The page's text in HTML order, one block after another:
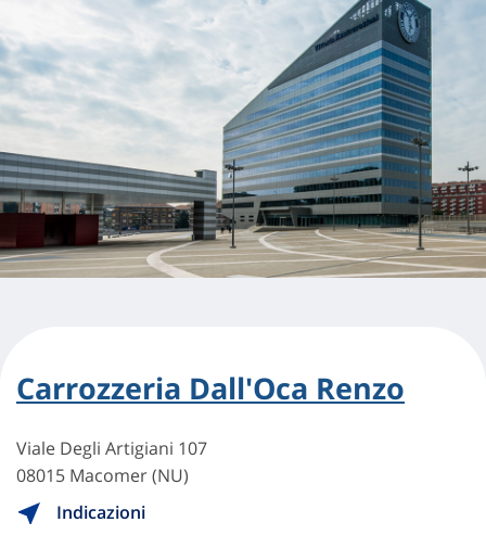
Carrozzeria Dall'Oca Renzo
Viale Degli Artigiani 107
08015 Macomer (NU)
Indicazioni